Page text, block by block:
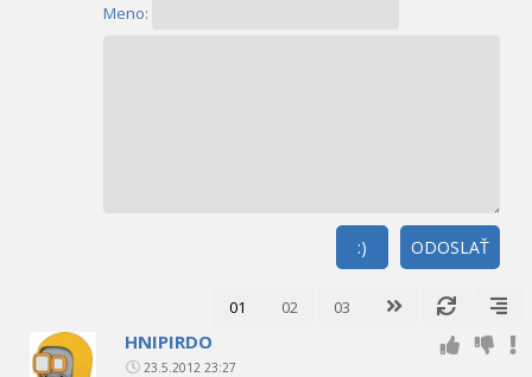
Meno:
ODOSLAŤ
:)
01 02 03
HNIPIRDO
23.5.2012 23:27